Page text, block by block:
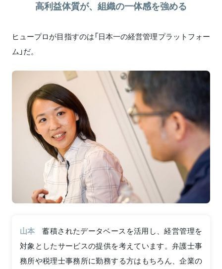
高利益体質が、組織の一体感を強める
ヒュープロが目指すのは「日本一の経営管理プラットフォー
ム」だ。
山本
蓄積されたデータベースを活用し、経営管理を
対象としたサービスの提供を考えています。弁護士事
務所や税理士事務所に勤務する方はもちろん、企業の